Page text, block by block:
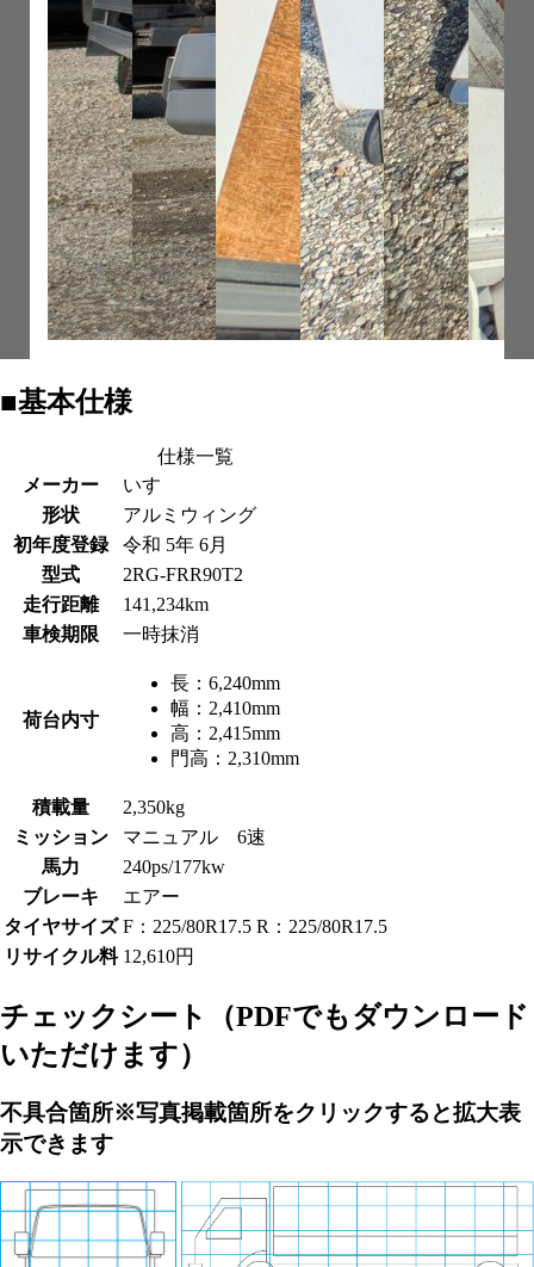
■基本仕様
仕様一覧
メーカー
いすゞ
形状
アルミウィング
初年度登録
令和 5年 6月
型式
2RG-FRR90T2
走行距離
141,234km
車検期限
一時抹消
荷台内寸
長： 6,240mm
幅： 2,410mm
高： 2,415mm
門高： 2,310mm
積載量
2,350kg
ミッション
マニュアル 6速
馬力
240ps/177kw
ブレーキ
エアー
タイヤサイズ F：225/80R17.5 R：225/80R17.5
リサイクル料 12,610円
チェックシート
（PDFでもダウンロード
いただけます）
不具合箇所※写真掲載箇所をクリックすると拡大表
示できます